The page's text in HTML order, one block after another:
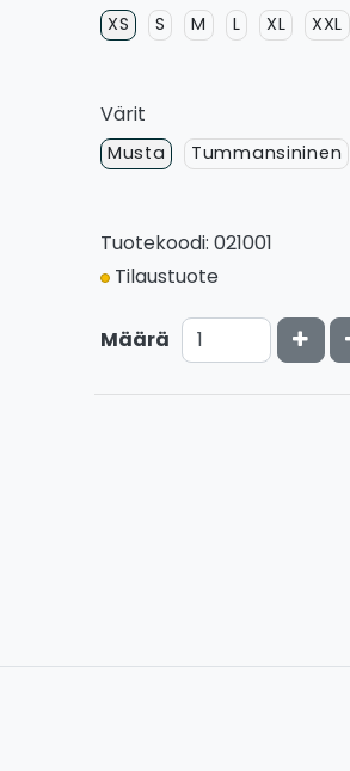
XS S M L XL XXL
Värit
Musta Tummansininen
Tuotekoodi: 021001
Tilaustuote
Määrä